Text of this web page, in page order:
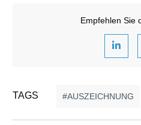
Empfehlen Sie
TAGS AUSZEICHNUNG